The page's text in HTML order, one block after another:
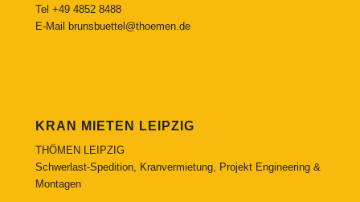
Tel +49 4852 8488
E-Mail
brunsbuettel@thoemen.de
KRAN MIETEN LEIPZIG
THÖMEN LEIPZIG
Schwerlast-Spedition, Kranvermietung, Projekt Engineering &
Montagen